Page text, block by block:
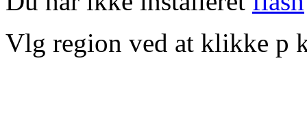
Vlg region ved at klikke p